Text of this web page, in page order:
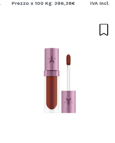
Prezzo x 100 Kg: 396,38€ IVA Incl.